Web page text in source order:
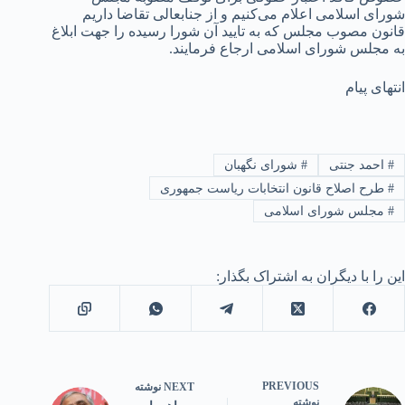
شورای اسلامی اعلام می‌کنیم و از جنابعالی تقاضا داریم
قانون مصوب مجلس که به تایید آن شورا رسیده را جهت ابلاغ
به مجلس شورای اسلامی ارجاع فرمایند.
انتهای پیام
#احمد جنتی #شورای نگهبان
#طرح اصلاح قانون انتخابات ریاست جمهوری
#مجلس شورای اسلامی
این را با دیگران به اشتراک بگذار:
PREVIOUS
نوشته
NEXT نوشته